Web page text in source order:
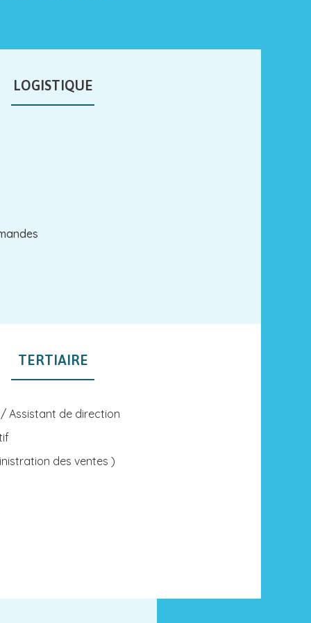
LOGISTIQUE
TERTIAIRE
Assistant de direction
des ventes )